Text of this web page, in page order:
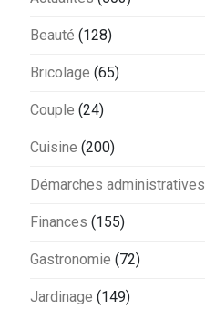
Beauté (128)
Bricolage (65)
Couple (24)
Cuisine (200)
Démarches administratives
Finances (155)
Gastronomie (72)
Jardinage (149)